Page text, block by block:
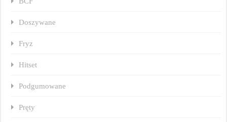
Doszywane
Fryz
Hitset
Podgumowane
Pręty